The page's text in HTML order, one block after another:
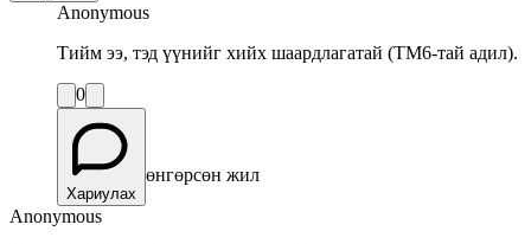
Anonymous
Тийм ээ, тэд үүнийг хийх шаардлагатай (TM6-тай адил).
0
Хариулах
өнгөрсөн жил
Anonymous